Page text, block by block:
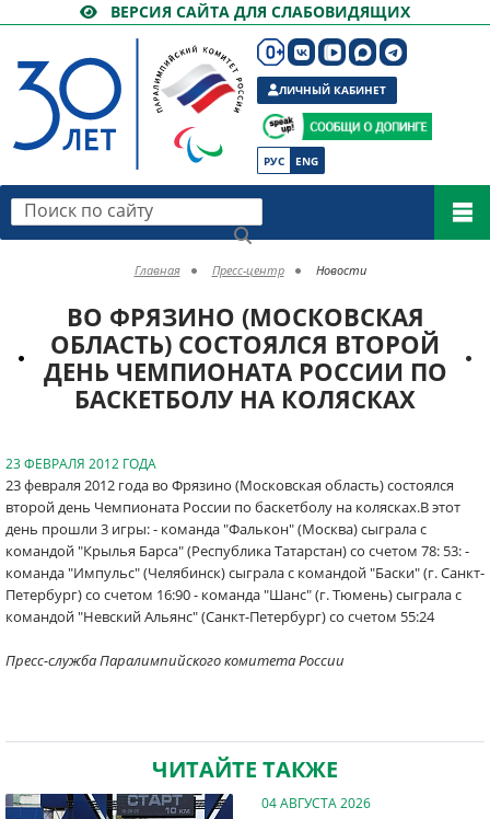
ВЕРСИЯ САЙТА ДЛЯ СЛАБОВИДЯЩИХ
РУС ENG
ЛИЧНЫЙ КАБИНЕТ
Поиск по сайту
Главная Пресс-центр Новости
ВО ФРЯЗИНО (МОСКОВСКАЯ
ОБЛАСТЬ) СОСТОЯЛСЯ ВТОРОЙ
ДЕНЬ ЧЕМПИОНАТА РОССИИ ПО
БАСКЕТБОЛУ НА КОЛЯСКАХ
23 ФЕВРАЛЯ 2012 ГОДА
23 февраля 2012 года во Фрязино (Московская область) состоялся
второй день Чемпионата России по баскетболу на колясках.В этот
день прошли 3 игры: - команда "Фалькон" (Москва) сыграла с
командой "Крылья Барса" (Республика Татарстан) со счетом 78: 53: -
команда "Импульс" (Челябинск) сыграла с командой "Баски" (г. Санкт-
Петербург) со счетом 16:90 - команда "Шанс" (г. Тюмень) сыграла с
командой "Невский Альянс" (Санкт-Петербург) со счетом 55:24
Пресс-служба Паралимпийского комитета России
ЧИТАЙТЕ ТАКЖЕ
04 АВГУСТА 2026